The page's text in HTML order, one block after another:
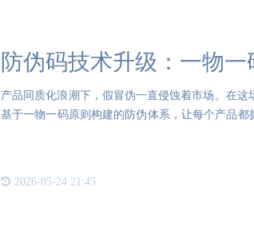
防伪码技术升级：一物
产品同质化浪潮下，假冒伪一直侵蚀着市场。在这
基于一物一码原则构建的防伪体系，让每个产品
2026-05-24 21:45